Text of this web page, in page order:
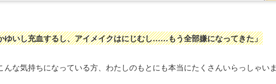
ゆいし充血するし、アイメイクはにじむし……もう全部嫌になってきた」
んな気持ちになっている方、わたしのもとにも本当にたくさんいらっしゃいま